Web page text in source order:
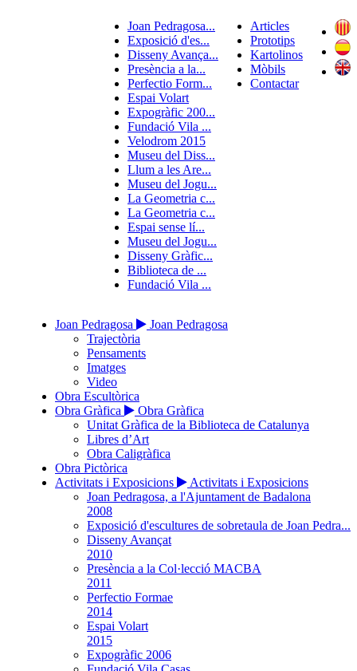
Articles
Prototips
Kartolinos
Mòbils
Contactar
Joan Pedragosa...
Exposició d'es...
Disseny Avança...
Presència a la...
Perfectio Form...
Espai Volart
Expogràfic 200...
Fundació Vila ...
Velodrom 2015
Museu del Diss...
Llum a les Are...
Museu del Jogu...
La Geometria c...
La Geometria c...
Espai sense lí...
Museu del Jogu...
Disseny Gràfic...
Biblioteca de ...
Fundació Vila ...
Joan Pedragosa
Joan Pedragosa
Trajectòria
Pensaments
Imatges
Video
Obra Escultòrica
Obra Gràfica
Obra Gràfica
Unitat Gràfica de la Biblioteca de Catalunya
Libres d’Art
Obra Caligràfica
Obra Pictòrica
Activitats i Exposicions
Activitats i Exposicions
Joan Pedragosa, a l'Ajuntament de Badalona
2008
Exposició d'escultures de sobretaula de Joan Pedra...
Disseny Avançat
2010
Presència a la Col·lecció MACBA
2011
Perfectio Formae
2014
Espai Volart
2015
Expogràfic 2006